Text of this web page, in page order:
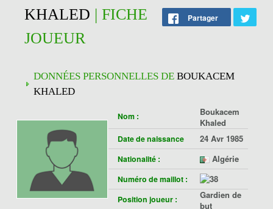
KHALED | FICHE
JOUEUR
Partager
DONNÉES PERSONNELLES DE BOUKACEM
KHALED
Nom :
Boukacem
Khaled
Date de naissance 24 Avr 1985
Nationalité : Algérie
Numéro de maillot :
Position joueur :
Gardien de
but